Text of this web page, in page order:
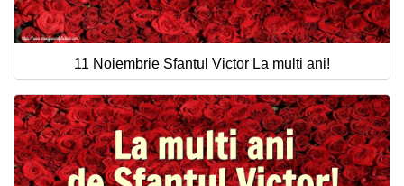
11 Noiembrie Sfantul Victor La multi ani!